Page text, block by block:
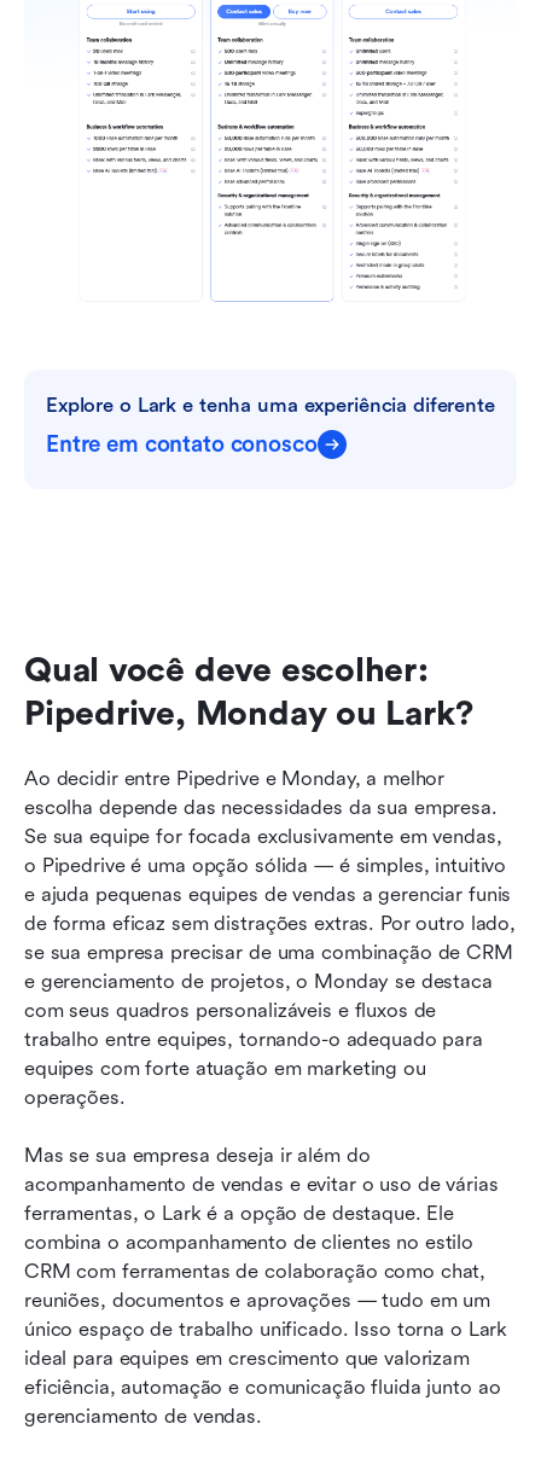
Explore o Lark e tenha uma experiência diferente
Entre em contato conosco
Qual você deve escolher:
Pipedrive, Monday ou Lark?
Ao decidir entre Pipedrive e Monday, a melhor
escolha depende das necessidades da sua empresa.
Se sua equipe for focada exclusivamente em vendas,
o Pipedrive é uma opção sólida — é simples, intuitivo
e ajuda pequenas equipes de vendas a gerenciar funis
de forma eficaz sem distrações extras. Por outro lado,
se sua empresa precisar de uma combinação de CRM
e gerenciamento de projetos, o Monday se destaca
com seus quadros personalizáveis e fluxos de
trabalho entre equipes, tornando-o adequado para
equipes com forte atuação em marketing ou
operações.
Mas se sua empresa deseja ir além do
acompanhamento de vendas e evitar o uso de várias
ferramentas, o Lark é a opção de destaque. Ele
combina o acompanhamento de clientes no estilo
CRM com ferramentas de colaboração como chat,
reuniões, documentos e aprovações — tudo em um
único espaço de trabalho unificado. Isso torna o Lark
ideal para equipes em crescimento que valorizam
eficiência, automação e comunicação fluida junto ao
gerenciamento de vendas.